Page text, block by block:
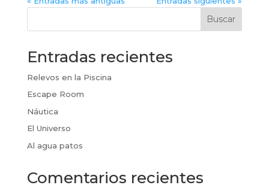
Buscar
Entradas recientes
Relevos en la Piscina
Escape Room
Náutica
El Universo
Al agua patos
Comentarios recientes